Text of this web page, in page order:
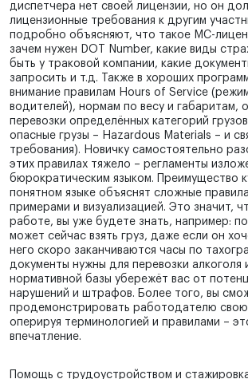
диспетчера нет своей лицензии, но он
лицензионные требования к другим
подробно объясняют, что такое MC-
зачем нужен DOT Number, какие виды
быть у траковой компании, какие
запросить и т.д. Также в хороших
внимание правилам Hours of Service
водителей), нормам по весу и габаритам,
перевозки определённых категорий
опасные грузы – Hazardous Materials – и
требования). Новичку самостоятельно
этих правилах тяжело – регламенты
бюрократическим языком. Преимущество
понятном языке объяснят сложные
примерами и визуализацией. Это значит,
работе, вы уже будете знать, например:
может сейчас взять груз, даже если он
него скоро заканчиваются часы по
документы нужны для перевозки алкоголя
нормативной базы убережёт вас от
нарушений и штрафов. Более того, вы
продемонстрировать работодателю свою
оперируя терминологией и правилами –
впечатление.
Помощь с трудоустройством и